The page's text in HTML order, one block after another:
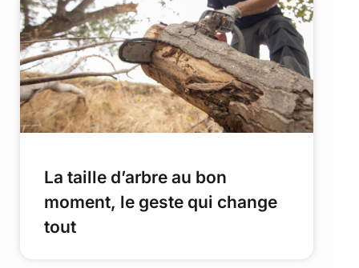
La taille d’arbre au bon
moment, le geste qui change
tout